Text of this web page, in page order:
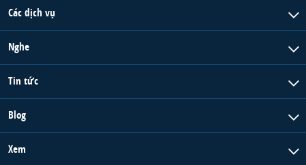
Các dịch vụ
Nghe
Tin tức
Blog
Xem